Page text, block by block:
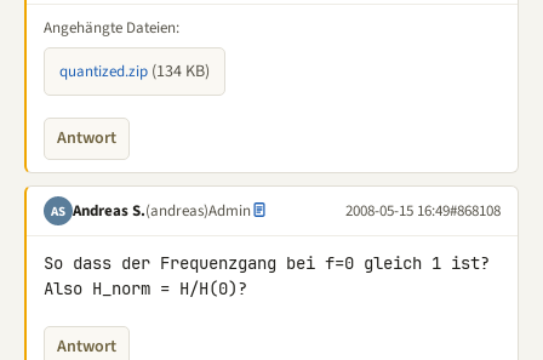
Angehängte Dateien:
quantized.zip (134 KB)
Antwort
AS Andreas S.(andreas)Admin 2008-05-15 16:49#868108
So dass der Frequenzgang bei f=0 gleich 1 ist?
Also H_norm = H/H(0)?
Antwort